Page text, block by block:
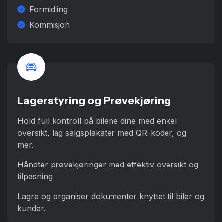
Formidling
Kommisjon
Lagerstyring og Prøvekjøring
Hold full kontroll på bilene dine med enkel
oversikt, lag salgsplakater med QR-koder, og
mer.
Håndter prøvekjøringer med effektiv oversikt og
tilpasning
Lagre og organiser dokumenter knyttet til biler og
kunder.